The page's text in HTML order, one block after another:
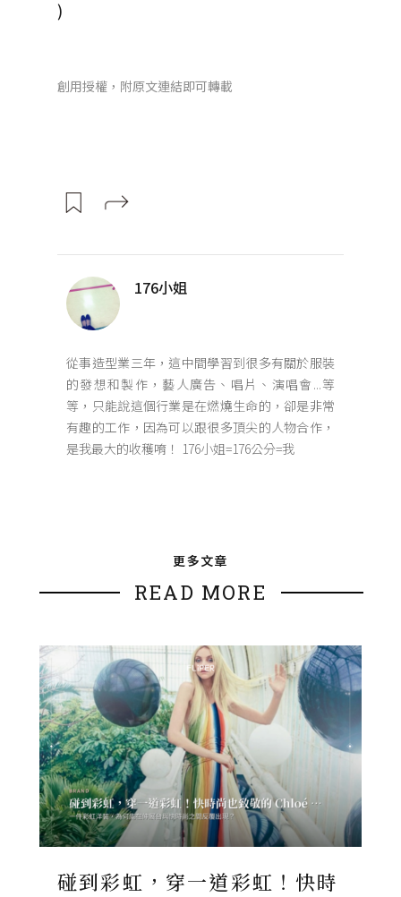
)
創用授權，附原文連結即可轉載
176小姐
從事造型業三年，這中間學習到很多有關於服裝
的發想和製作，藝人廣告、唱片、演唱會...等
等，只能說這個行業是在燃燒生命的，卻是非常
有趣的工作，因為可以跟很多頂尖的人物合作，
是我最大的收穫唷！ 176小姐=176公分=我
更多文章
READ MORE
碰到彩虹，穿一道彩虹！快時